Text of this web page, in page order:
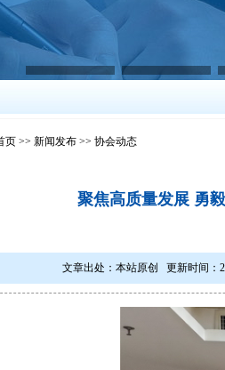
页 >> 新闻发布 >> 协会动态
聚焦高质量发展 勇
文章出处：本站原创 更新时间：